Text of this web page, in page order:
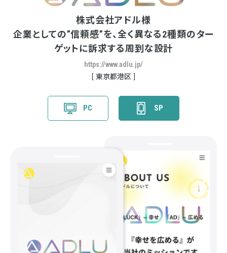
株式会社アドル様
企業としての”信頼感”を、全く異なる2種類のター
ゲットに訴求する周到な設計
https://www.adlu.jp/
東京都港区
PC SP